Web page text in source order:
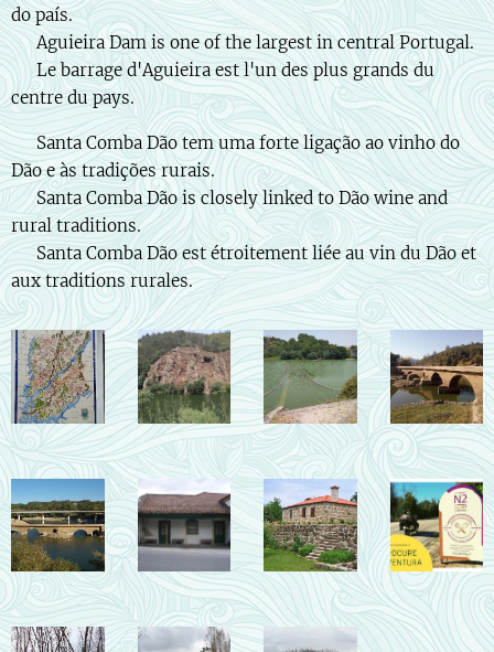
do país.
🇬🇧 Aguieira Dam is one of the largest in central Portugal.
🇫🇷 Le barrage d'Aguieira est l'un des plus grands du
centre du pays.
🇵🇹 Santa Comba Dão tem uma forte ligação ao vinho do
Dão e às tradições rurais.
🇬🇧 Santa Comba Dão is closely linked to Dão wine and
rural traditions.
🇫🇷 Santa Comba Dão est étroitement liée au vin du Dão et
aux traditions rurales.